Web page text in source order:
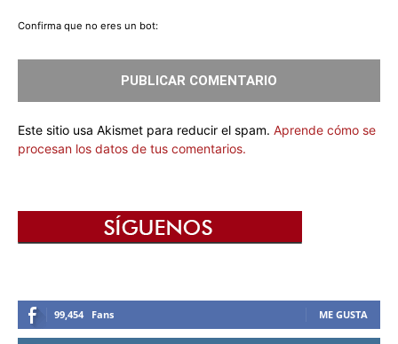
Confirma que no eres un bot:
Este sitio usa Akismet para reducir el spam. Aprende cómo se
procesan los datos de tus comentarios.
99,454 Fans ME GUSTA